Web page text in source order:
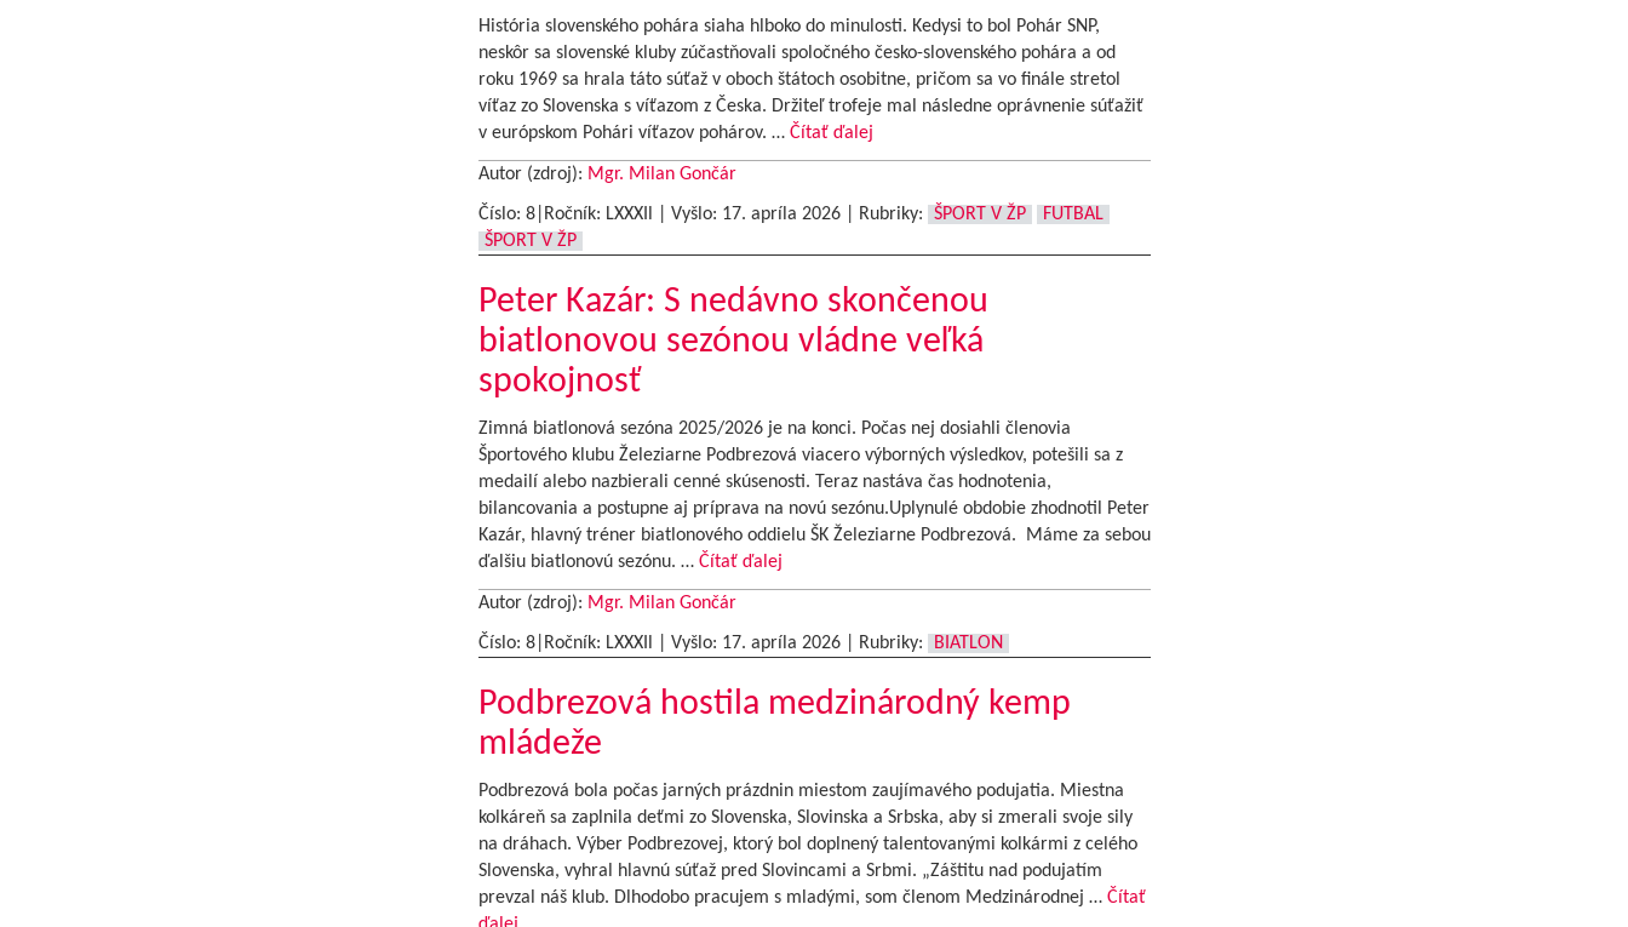
História slovenského pohára siaha hlboko do minulosti. Kedysi to bol Pohár SNP,
neskôr sa slovenské kluby zúčastňovali spoločného česko-slovenského pohára a od
roku 1969 sa hrala táto súťaž v oboch štátoch osobitne, pričom sa vo finále stretol
víťaz zo Slovenska s víťazom z Česka. Držiteľ trofeje mal následne oprávnenie súťažiť
v európskom Pohári víťazov pohárov. … Čítať ďalej
Autor (zdroj): Mgr. Milan Gončár
Číslo: 8|Ročník: LXXXIl | Vyšlo: 17. apríla 2026| Rubriky: ŠPORT V ŽP
FUTBAL
ŠPORT V ŽP
Peter Kazár: S nedávno skončenou
biatlonovou sezónou vládne veľká
spokojnosť
Zimná biatlonová sezóna 2025/2026 je na konci. Počas nej dosiahli členovia
Športového klubu Železiarne Podbrezová viacero výborných výsledkov, potešili sa z
medailí alebo nazbierali cenné skúsenosti. Teraz nastáva čas hodnotenia,
bilancovania a postupne aj príprava na novú sezónu.Uplynulé obdobie zhodnotil Peter
Kazár, hlavný tréner biatlonového oddielu ŠK Železiarne Podbrezová. Máme za sebou
ďalšiu biatlonovú sezónu. … Čítať ďalej
Autor (zdroj): Mgr. Milan Gončár
Číslo: 8|Ročník: LXXXIl | Vyšlo: 17. apríla 2026| Rubriky: BIATLON
Podbrezová hostila medzinárodný kemp
mládeže
Podbrezová bola počas jarných prázdnin miestom zaujímavého podujatia. Miestna
kolkáreň sa zaplnila deťmi zo Slovenska, Slovinska a Srbska, aby si zmerali svoje sily
na dráhach. Výber Podbrezovej, ktorý bol doplnený talentovanými kolkármi z celého
Slovenska, vyhral hlavnú súťaž pred Slovincami a Srbmi. „Záštitu nad podujatím
prevzal náš klub. Dlhodobo pracujem s mladými, som členom Medzinárodnej … Čítať